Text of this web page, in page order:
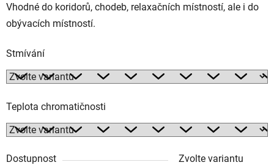
Vhodné do koridorů, chodeb, relaxačních místností, ale i do
obývacích místností.
Stmívání
Teplota chromatičnosti
Dostupnost
Zvolte variantu